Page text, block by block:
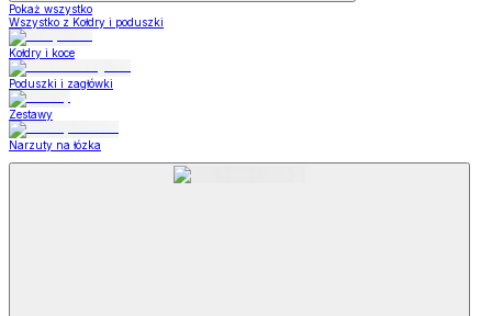
Pokaż wszystko
Wszystko z Kołdry i poduszki
Kołdry i koce
Poduszki i zagłówki
Zestawy
Narzuty na łózka